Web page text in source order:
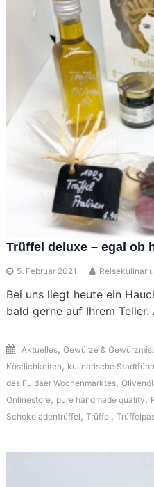
Trüffel deluxe – egal ob
5. Februar 2021
Bei uns liegt heute ein
bald gerne auf Ihrem
Aktuelles, Gewürze &
Köstlichkeiten , kulinarische
des Fuldaer Wochenmarktes, Olivenöl
Onlinestore, pure handmade quality ,
Schokoladentrüffel , Trüffel ,